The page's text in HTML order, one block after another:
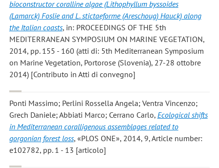
bioconstructor coralline algae (Lithophyllum byssoides
(Lamarck) Foslie and L. stictaeforme (Areschoug) Hauck) along
the Italian coasts, in: PROCEEDINGS OF THE 5th
MEDITERRANEAN SYMPOSIUM ON MARINE VEGETATION,
2014, pp. 155 - 160 (atti di: 5th Mediterranean Symposium
on Marine Vegetation, Portorose (Slovenia), 27-28 ottobre
2014) [Contributo in Atti di convegno]
Ponti Massimo; Perlini Rossella Angela; Ventra Vincenzo;
Grech Daniele; Abbiati Marco; Cerrano Carlo, Ecological shifts
in Mediterranean coralligenous assemblages related to
gorgonian forest loss, «PLOS ONE», 2014, 9, Article number:
e102782, pp. 1 - 13 [articolo]